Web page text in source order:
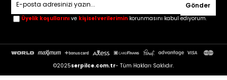
Gönder
Üyelik koşullarını ve kişisel verilerimin korunmasını kabul ediyorum.
©2025serpilce.com.tr- Tüm Hakları Saklıdır.